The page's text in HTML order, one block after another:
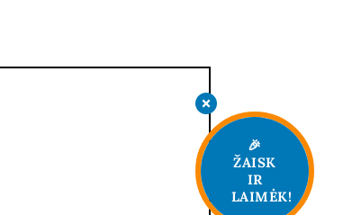
🎉
ŽAISK
IR
LAIMĖK!